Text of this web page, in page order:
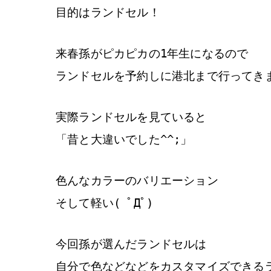
目的はランドセル！
来春孫がピカピカの1年生になるので
ランドセルを予約しに港北まで行って
実際ランドセルを見ていると
「昔と大違いでした^^;」
色んなカラーのバリエーション
そして軽い( ﾟДﾟ)
今回孫が選んだランドセルは
自分で色などなどをカスタマイズできる